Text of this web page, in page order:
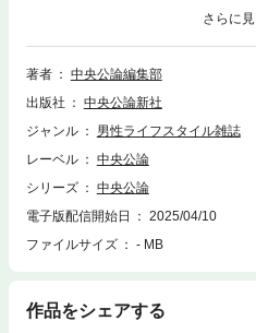
ト、検索、辞書の参照、引用などの機
プ政権が始動し、国際秩序が大きく揺
戦争の終結に向けてロシアと交渉する
た欧州との亀裂は深まっている。激変
接近、国際秩序の転換点◆覇権国の誤
と日本の世界史的な使命▼岩井克人◆
う「常態」へトランプ「暴政」は民
ルケルの負の遺産、東西の格差と分
トワーク」、日本は強靭化を急げ▼伊
層の衰弱と民主主義の危機◆〔対談〕
得減税、高校無償化は正解ではない理
井手英策◆日本型中流社会の変質バー
著者
中央公論編集部
出版社
中央公論新社
ジャンル
男性ライフスタイル雑誌
レーベル
中央公論
シリーズ
中央公論
電子版配信開始日
2025/04/10
ファイルサイズ
- MB
作品をシェアする